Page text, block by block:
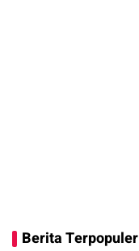
Berita Terpopuler